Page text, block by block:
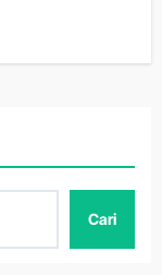
Cari